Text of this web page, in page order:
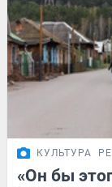
КУЛЬТУРА
«Он бы